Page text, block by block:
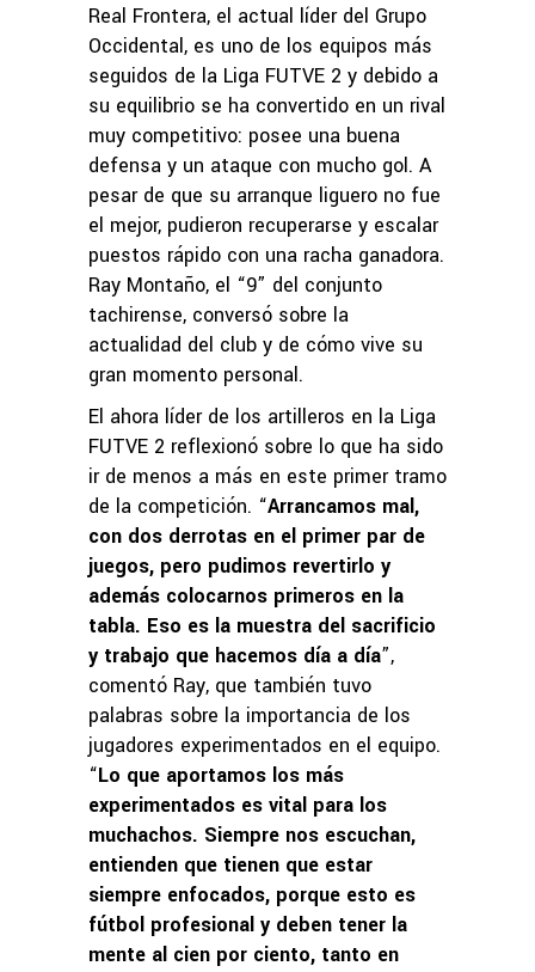
Real Frontera, el actual líder del Grupo
Occidental, es uno de los equipos más
seguidos de la Liga FUTVE 2 y debido a
su equilibrio se ha convertido en un rival
muy competitivo: posee una buena
defensa y un ataque con mucho gol. A
pesar de que su arranque liguero no fue
el mejor, pudieron recuperarse y escalar
puestos rápido con una racha ganadora.
Ray Montaño, el “9” del conjunto
tachirense, conversó sobre la
actualidad del club y de cómo vive su
gran momento personal.
El ahora líder de los artilleros en la Liga
FUTVE 2 reflexionó sobre lo que ha sido
ir de menos a más en este primer tramo
de la competición. “Arrancamos mal,
con dos derrotas en el primer par de
juegos, pero pudimos revertirlo y
además colocarnos primeros en la
tabla. Eso es la muestra del sacrificio
y trabajo que hacemos día a día”,
comentó Ray, que también tuvo
palabras sobre la importancia de los
jugadores experimentados en el equipo.
“Lo que aportamos los más
experimentados es vital para los
muchachos. Siempre nos escuchan,
entienden que tienen que estar
siempre enfocados, porque esto es
fútbol profesional y deben tener la
mente al cien por ciento, tanto en